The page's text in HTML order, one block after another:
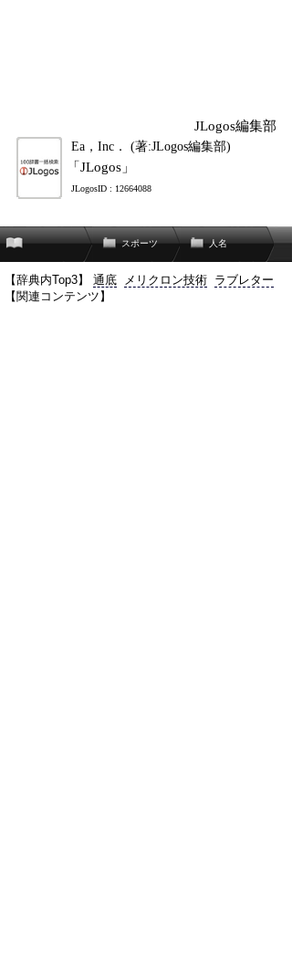
JLogos編集部
Ea，Inc． (著:JLogos編集部)
「JLogos」
JLogosID : 12664088
スポーツ 人名
【辞典内Top3】 通底 メリクロン技術 ラブレター
【関連コンテンツ】